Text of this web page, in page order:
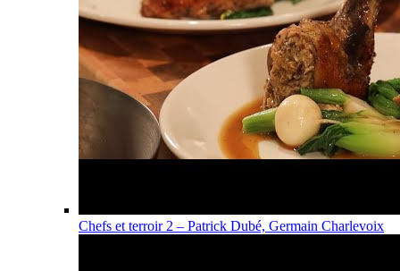
Chefs et terroir 2 – Patrick Dubé, Germain Charlevoix